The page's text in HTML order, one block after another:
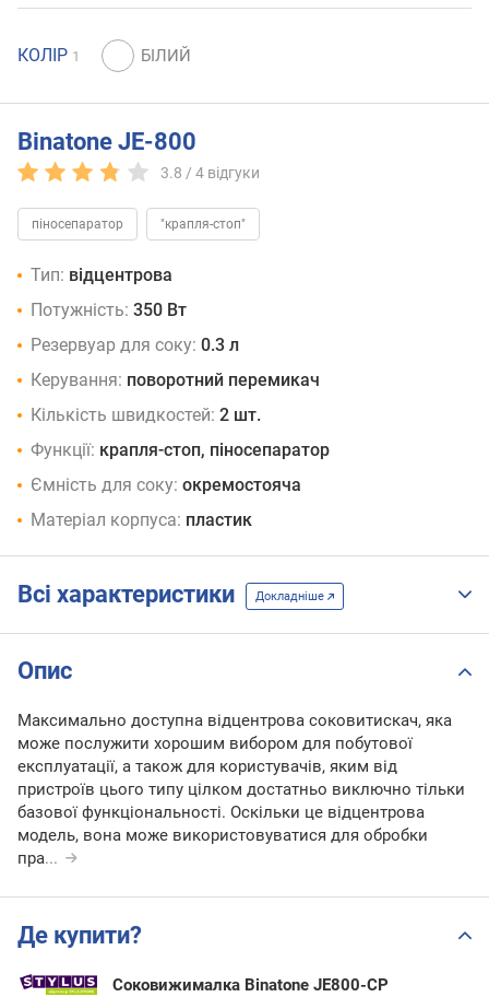
КОЛІР 1
Binatone JE-800
3.8 /4 відгуки
піносепаратор "крапля-стоп"
Тип: відцентрова
Потужність: 350 Вт
Резервуар для соку: 0.3 л
Керування: поворотний перемикач
Кількість швидкостей: 2 шт.
Функції: крапля-стоп, піносепаратор
Ємність для соку: окремостояча
Матеріал корпуса: пластик
Всі характеристики Докладніше
Опис
Максимально доступна відцентрова соковитискач, яка
може послужити хорошим вибором для побутової
експлуатації, а також для користувачів, яким від
пристроїв цього типу цілком достатньо виключно тільки
базової функціональності. Оскільки це відцентрова
модель, вона може використовуватися для обробки
пра...
Де купити?
Соковижималка Binatone JE800-CP